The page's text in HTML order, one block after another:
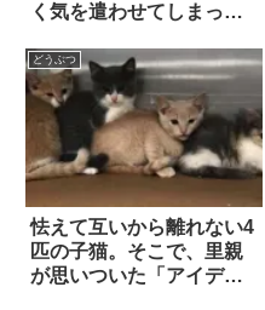
く気を遣わせてしまった
どうぶつ
怯えて互いから離れない4
匹の子猫。そこで、里親
が思いついた「アイデ